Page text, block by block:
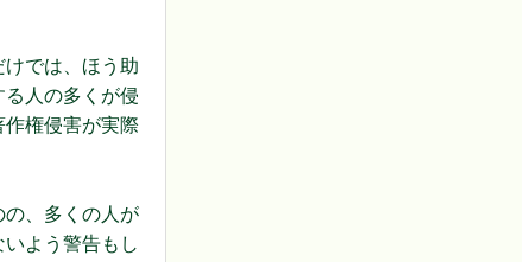
では、ほう助
人の多くが侵
権侵害が実際
、多くの人が
よう警告もし